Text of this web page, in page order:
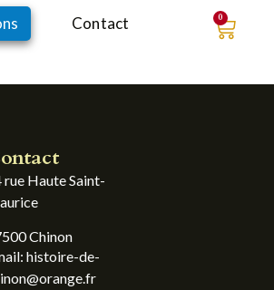
Contact 0
rue Haute Saint-
Chinon
histoire-de-